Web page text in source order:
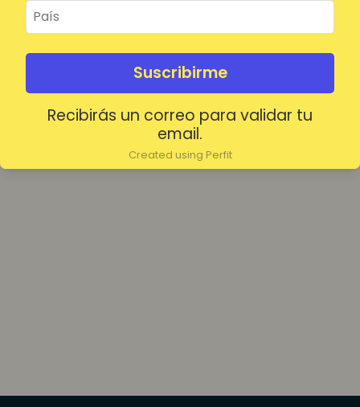
Suscribirme
Recibirás un correo para validar tu
email.
Created using Perfit
Mantenerme conectado
Acceder